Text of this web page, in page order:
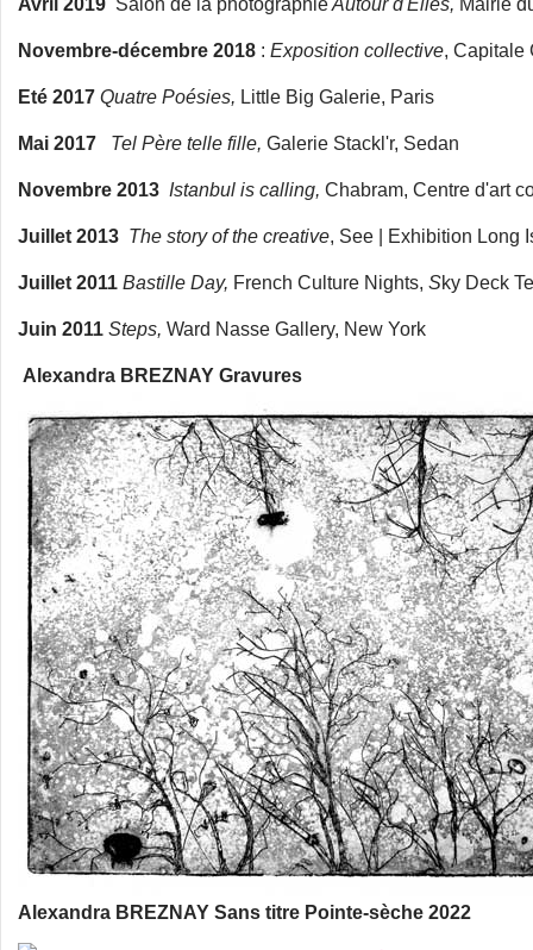
Avril 2019 Salon de la photographieAutour d'Elles, Mairie
Novembre-décembre 2018 : Exposition collective, Capitale
Eté 2017 Quatre Poésies, Little Big Galerie, Paris
Mai 2017 Tel Père telle fille, Galerie Stackl'r, Sedan
Novembre 2013 Istanbul is calling, Chabram, Centre d'art
Juillet 2013 The story of the creative, See | Exhibition Long
Juillet 2011 Bastille Day, French Culture Nights, Sky Deck
Juin 2011 Steps, Ward Nasse Gallery, New York
Alexandra BREZNAY Gravures
Alexandra BREZNAY Sans titre Pointe-sèche 2022